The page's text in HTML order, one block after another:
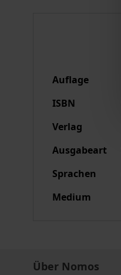
Auflage
ISBN
Verlag
Ausgabeart
Sprachen
Medium
Über Nomos